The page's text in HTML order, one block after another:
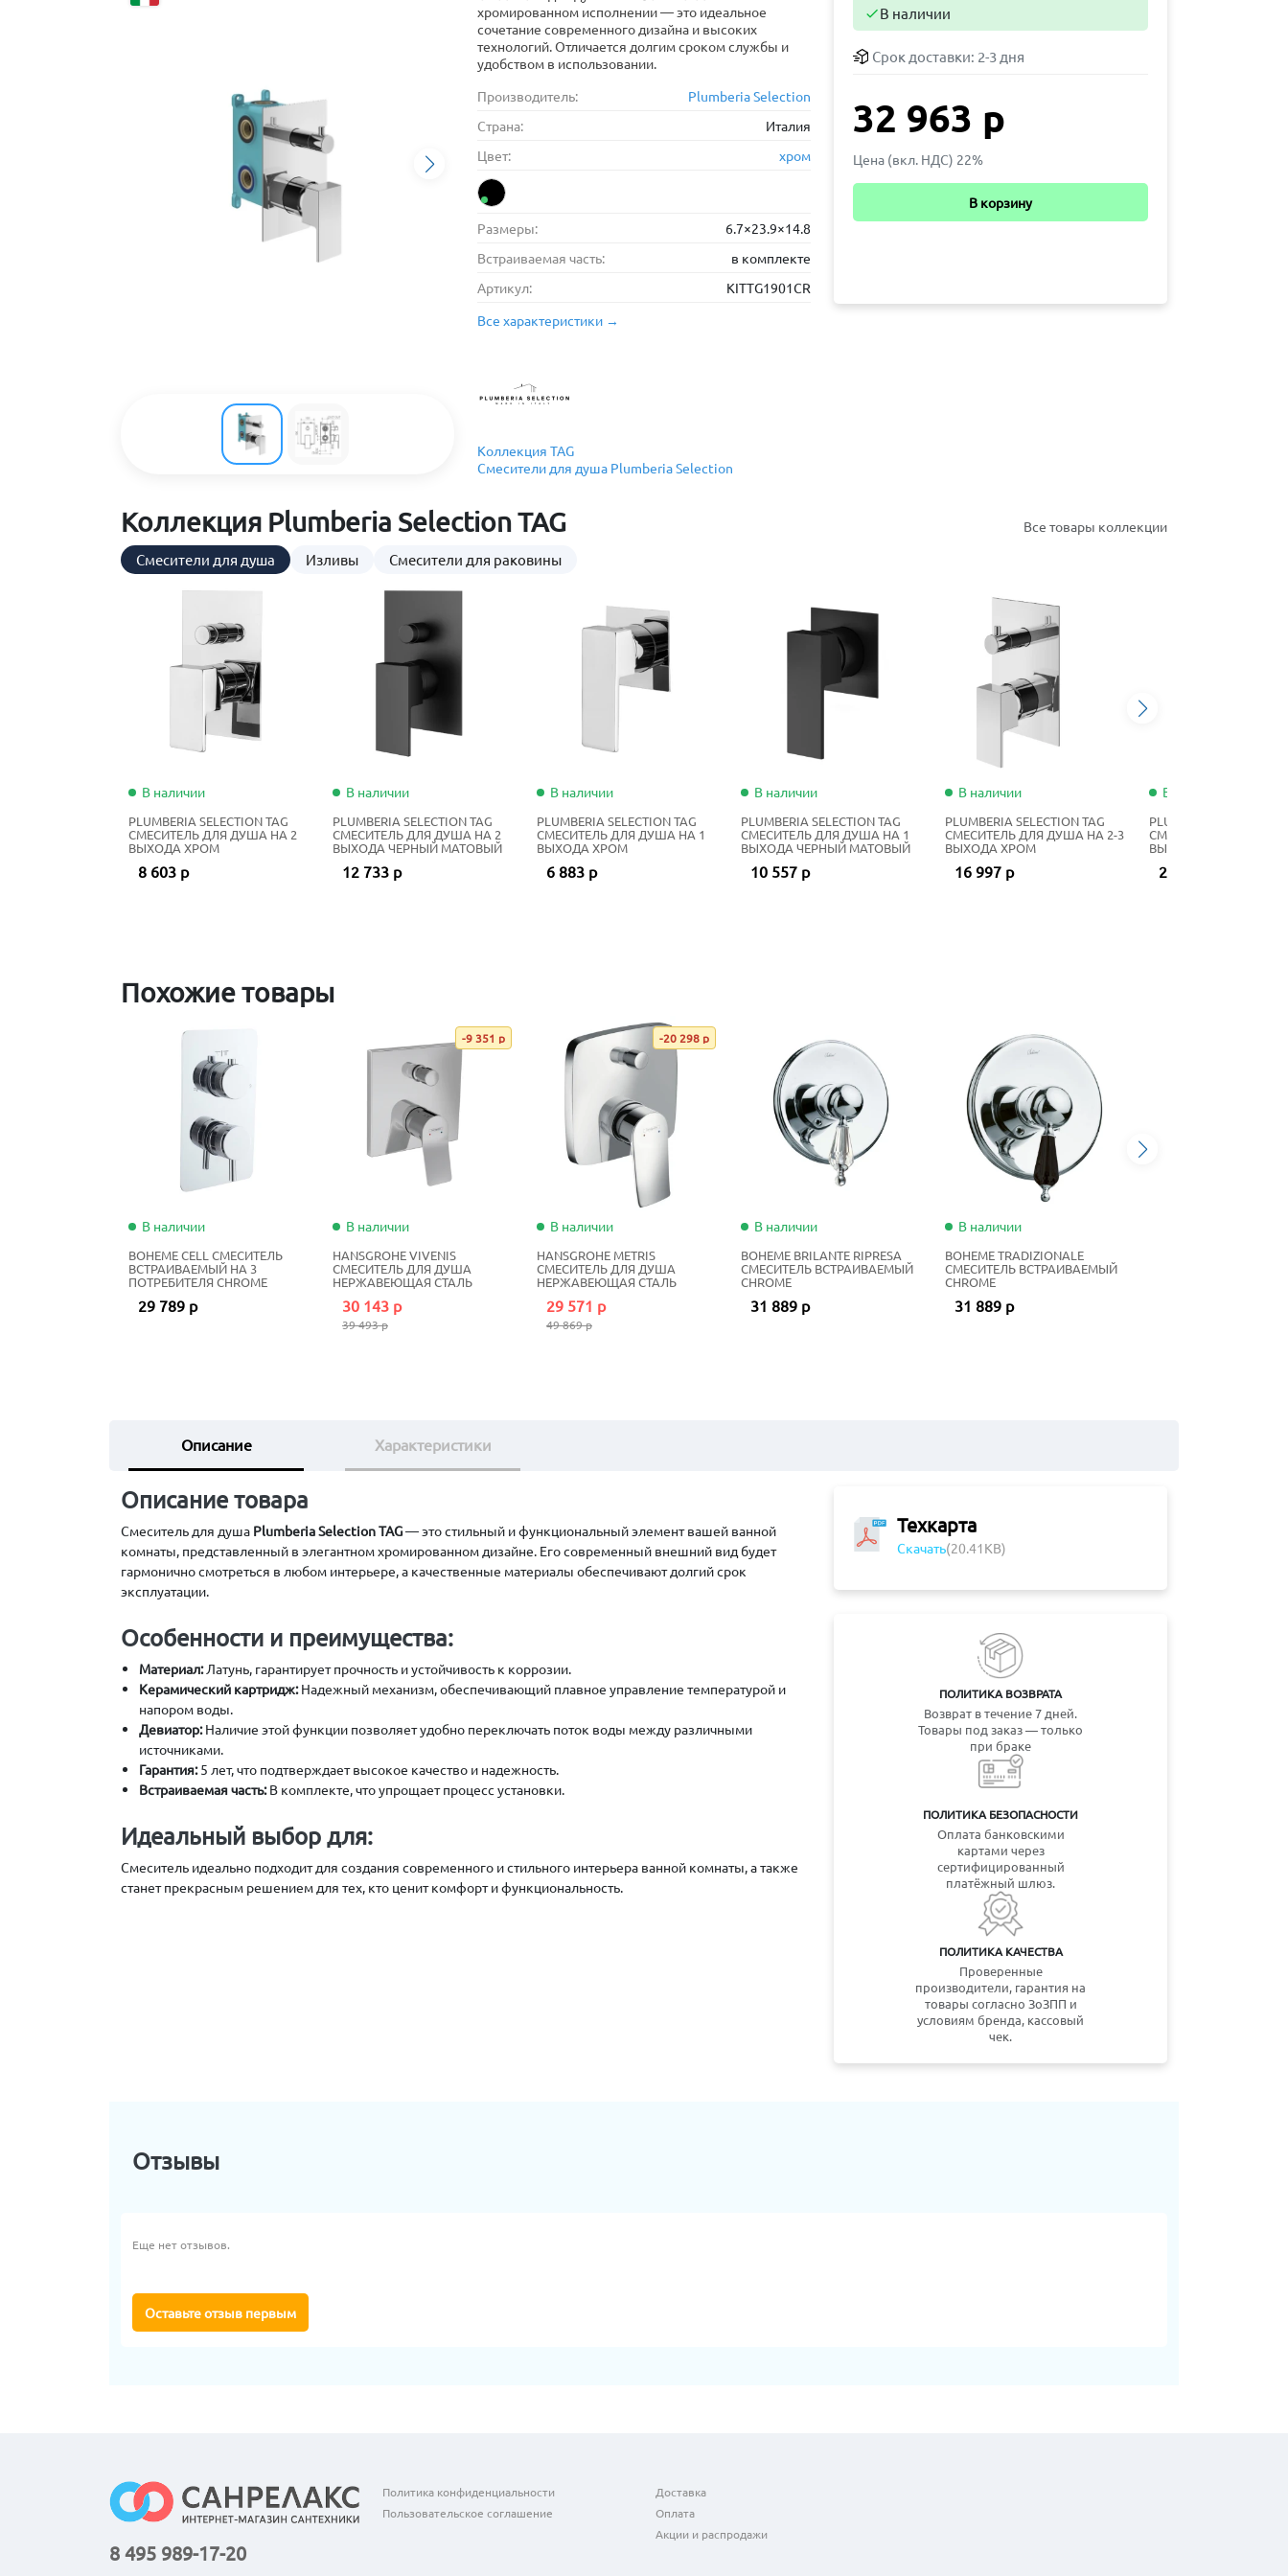
хромированном исполнении — это идеальное
сочетание современного дизайна и высоких
технологий. Отличается долгим сроком службы и
удобством в использовании.
Производитель:
Plumberia Selection
Страна:
Италия
Цвет:
хром
Размеры:
6.7×23.9×14.8
Встраиваемая часть:
в комплекте
Артикул:
KITTG1901CR
Все характеристики →
Коллекция TAG
Смесители для душа Plumberia Selection
В наличии
Срок доставки: 2-3 дня
32 963 р
Цена (вкл. НДС) 22%
В корзину
Коллекция Plumberia Selection TAG Все товары коллекции
Смесители для душа Изливы Смесители для раковины
В наличии
PLUMBERIA SELECTION TAG
СМЕСИТЕЛЬ ДЛЯ ДУША НА 2
ВЫХОДА ХРОМ
8 603 р
В наличии
PLUMBERIA SELECTION TAG
СМЕСИТЕЛЬ ДЛЯ ДУША НА 2
ВЫХОДА ЧЕРНЫЙ МАТОВЫЙ
12 733 р
В наличии
PLUMBERIA SELECTION TAG
СМЕСИТЕЛЬ ДЛЯ ДУША НА 1
ВЫХОДА ХРОМ
6 883 р
В наличии
PLUMBERIA SELECTION TAG
СМЕСИТЕЛЬ ДЛЯ ДУША НА 1
ВЫХОДА ЧЕРНЫЙ МАТОВЫЙ
10 557 р
В наличии
PLUMBERIA SELECTION TAG
СМЕСИТЕЛЬ ДЛЯ ДУША НА 2-3
ВЫХОДА ХРОМ
16 997 р
В наличии
PLUMBERIA SELECTION
СМЕСИТЕЛЬ ДЛЯ ДУША
ВЫХОДА ЧЕРНЫЙ
25 875 р
Похожие товары
В наличии
BOHEME CELL СМЕСИТЕЛЬ
ВСТРАИВАЕМЫЙ НА 3
ПОТРЕБИТЕЛЯ CHROME
29 789 р
-9 351 р
В наличии
HANSGROHE VIVENIS
СМЕСИТЕЛЬ ДЛЯ ДУША
НЕРЖАВЕЮЩАЯ СТАЛЬ
30 143 р
39 493 р
-20 298 р
В наличии
HANSGROHE METRIS
СМЕСИТЕЛЬ ДЛЯ ДУША
НЕРЖАВЕЮЩАЯ СТАЛЬ
29 571 р
49 869 р
В наличии
BOHEME BRILANTE RIPRESA
СМЕСИТЕЛЬ ВСТРАИВАЕМЫЙ
CHROME
31 889 р
В наличии
BOHEME TRADIZIONALE
СМЕСИТЕЛЬ ВСТРАИВАЕМЫЙ
CHROME
31 889 р
Описание Характеристики
Техкарта
Скачать(20.41KB)
ПОЛИТИКА ВОЗВРАТА
Возврат в течение 7 дней.
Товары под заказ — только
при браке
ПОЛИТИКА БЕЗОПАСНОСТИ
Оплата банковскими
картами через
сертифицированный
платёжный шлюз.
ПОЛИТИКА КАЧЕСТВА
Проверенные
производители, гарантия на
товары согласно ЗоЗПП и
условиям бренда, кассовый
чек.
Описание товара
Смеситель для душа Plumberia Selection TAG— это стильный и функциональный элемент вашей ванной
комнаты, представленный в элегантном хромированном дизайне. Его современный внешний вид будет
гармонично смотреться в любом интерьере, а качественные материалы обеспечивают долгий срок
эксплуатации.
Особенности и преимущества:
Материал:Латунь, гарантирует прочность и устойчивость к коррозии.
Керамический картридж:Надежный механизм, обеспечивающий плавное управление температурой и
напором воды.
Девиатор:Наличие этой функции позволяет удобно переключать поток воды между различными
источниками.
Гарантия:5 лет, что подтверждает высокое качество и надежность.
Встраиваемая часть:В комплекте, что упрощает процесс установки.
Идеальный выбор для:
Смеситель идеально подходит для создания современного и стильного интерьера ванной комнаты, а также
станет прекрасным решением для тех, кто ценит комфорт и функциональность.
Отзывы
Еще нет отзывов.
Оставьте отзыв первым
8 495 989-17-20
Политика конфиденциальности
Пользовательское соглашение
Доставка
Оплата
Акции и распродажи